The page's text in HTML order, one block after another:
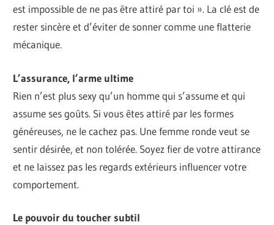
est impossible de ne pas être attiré par toi ». La clé est de
rester sincère et d’éviter de sonner comme une flatterie
mécanique.
L’assurance, l’arme ultime
Rien n’est plus sexy qu’un homme qui s’assume et qui
assume ses goûts. Si vous êtes attiré par les formes
généreuses, ne le cachez pas. Une femme ronde veut se
sentir désirée, et non tolérée. Soyez fier de votre attirance
et ne laissez pas les regards extérieurs influencer votre
comportement.
Le pouvoir du toucher subtil